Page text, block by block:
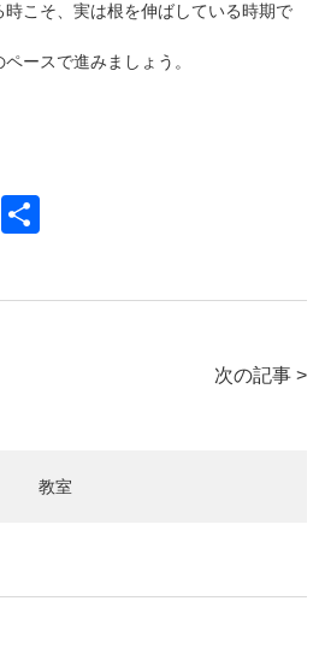
こそ、実は根を伸ばしている時期で
ースで進みましょう。
Li
次の記事 >
教室